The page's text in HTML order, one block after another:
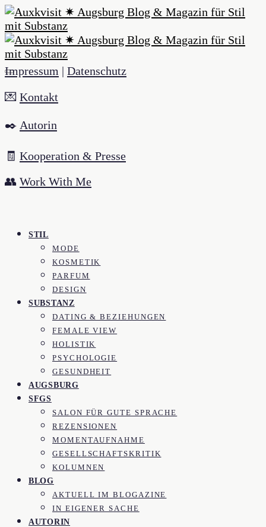
Impressum | Datenschutz
💌 Kontakt
✒️ Autorin
🧾 Kooperation & Presse
👥 Work With Me
STIL
MODE
KOSMETIK
PARFUM
DESIGN
SUBSTANZ
DATING & BEZIEHUNGEN
FEMALE VIEW
HOLISTIK
PSYCHOLOGIE
GESUNDHEIT
AUGSBURG
SFGS
SALON FÜR GUTE SPRACHE
REZENSIONEN
MOMENTAUFNAHME
GESELLSCHAFTSKRITIK
KOLUMNEN
BLOG
AKTUELL IM BLOGAZINE
IN EIGENER SACHE
AUTORIN